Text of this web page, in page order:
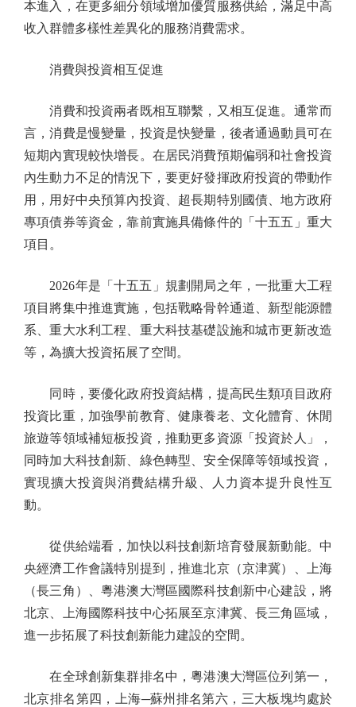
本進入，在更多細分領域增加優質服務供給，滿足中高
收入群體多樣性差異化的服務消費需求。
消費與投資相互促進
消費和投資兩者既相互聯繫，又相互促進。通常而
言，消費是慢變量，投資是快變量，後者通過動員可在
短期內實現較快增長。在居民消費預期偏弱和社會投資
內生動力不足的情況下，要更好發揮政府投資的帶動作
用，用好中央預算內投資、超長期特別國債、地方政府
專項債券等資金，靠前實施具備條件的「十五五」重大
項目。
2026年是「十五五」規劃開局之年，一批重大工程
項目將集中推進實施，包括戰略骨幹通道、新型能源體
系、重大水利工程、重大科技基礎設施和城市更新改造
等，為擴大投資拓展了空間。
同時，要優化政府投資結構，提高民生類項目政府
投資比重，加強學前教育、健康養老、文化體育、休閒
旅遊等領域補短板投資，推動更多資源「投資於人」，
同時加大科技創新、綠色轉型、安全保障等領域投資，
實現擴大投資與消費結構升級、人力資本提升良性互
動。
從供給端看，加快以科技創新培育發展新動能。中
央經濟工作會議特別提到，推進北京（京津冀）、上海
（長三角）、粵港澳大灣區國際科技創新中心建設，將
北京、上海國際科技中心拓展至京津冀、長三角區域，
進一步拓展了科技創新能力建設的空間。
在全球創新集群排名中，粵港澳大灣區位列第一，
北京排名第四，上海─蘇州排名第六，三大板塊均處於